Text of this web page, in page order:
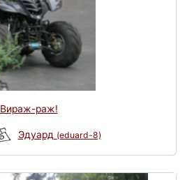
Вираж-раж!
Эдуард (eduard-8)